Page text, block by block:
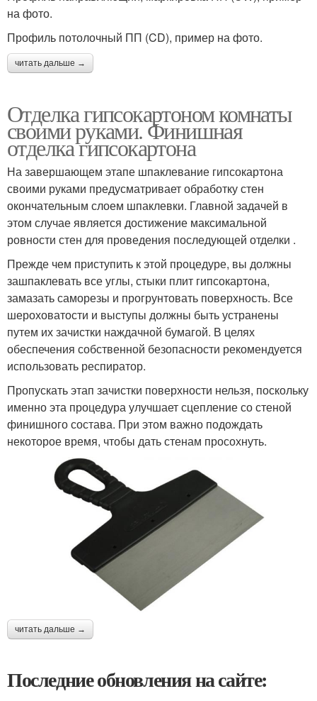
на фото.
Профиль потолочный ПП (CD), пример на фото.
читать дальше →
Отделка гипсокартоном комнаты
своими руками. Финишная
отделка гипсокартона
На завершающем этапе шпаклевание гипсокартона
своими руками предусматривает обработку стен
окончательным слоем шпаклевки. Главной задачей в
этом случае является достижение максимальной
ровности стен для проведения последующей отделки .
Прежде чем приступить к этой процедуре, вы должны
зашпаклевать все углы, стыки плит гипсокартона,
замазать саморезы и прогрунтовать поверхность. Все
шероховатости и выступы должны быть устранены
путем их зачистки наждачной бумагой. В целях
обеспечения собственной безопасности рекомендуется
использовать респиратор.
Пропускать этап зачистки поверхности нельзя, поскольку
именно эта процедура улучшает сцепление со стеной
финишного состава. При этом важно подождать
некоторое время, чтобы дать стенам просохнуть.
читать дальше →
Последние обновления на сайте: